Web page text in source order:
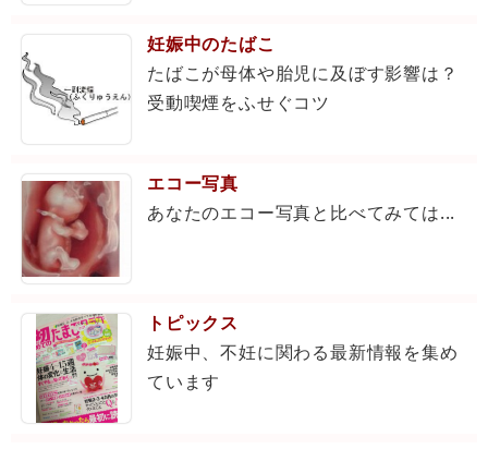
妊娠中のたばこ
たばこが母体や胎児に及ぼす影響は？
受動喫煙をふせぐコツ
エコー写真
あなたのエコー写真と比べてみては...
トピックス
妊娠中、不妊に関わる最新情報を集め
ています